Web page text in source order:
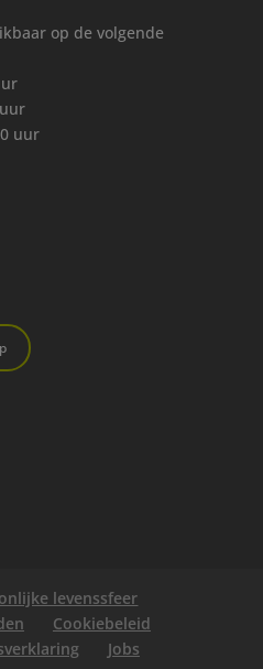
op de volgende
uur
levenssfeer
Cookiebeleid
Jobs